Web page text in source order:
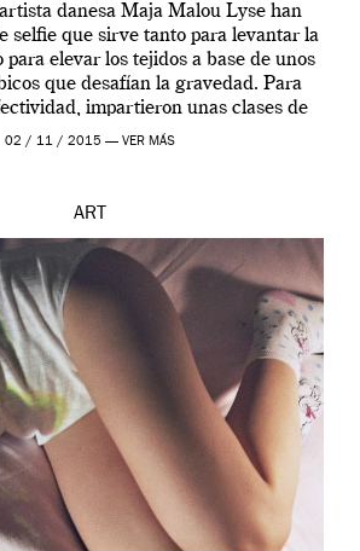
danesa Maja Malou Lyse han
selfie que sirve tanto para levantar la
para elevar los tejidos a base de unos
que desafían la gravedad. Para
impartieron unas clases de
prueba en el Tate […]
02 / 11 / 2015 — VER MÁS
ART